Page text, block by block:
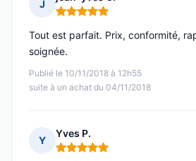
J
Note : 5 sur 5
Publié le 10/11/2018 à 12h55
suite à un achat du 04/11/2018
Tout est parfait. Prix, conformité,
soignée.
Y
Yves P.
Note : 5 sur 5